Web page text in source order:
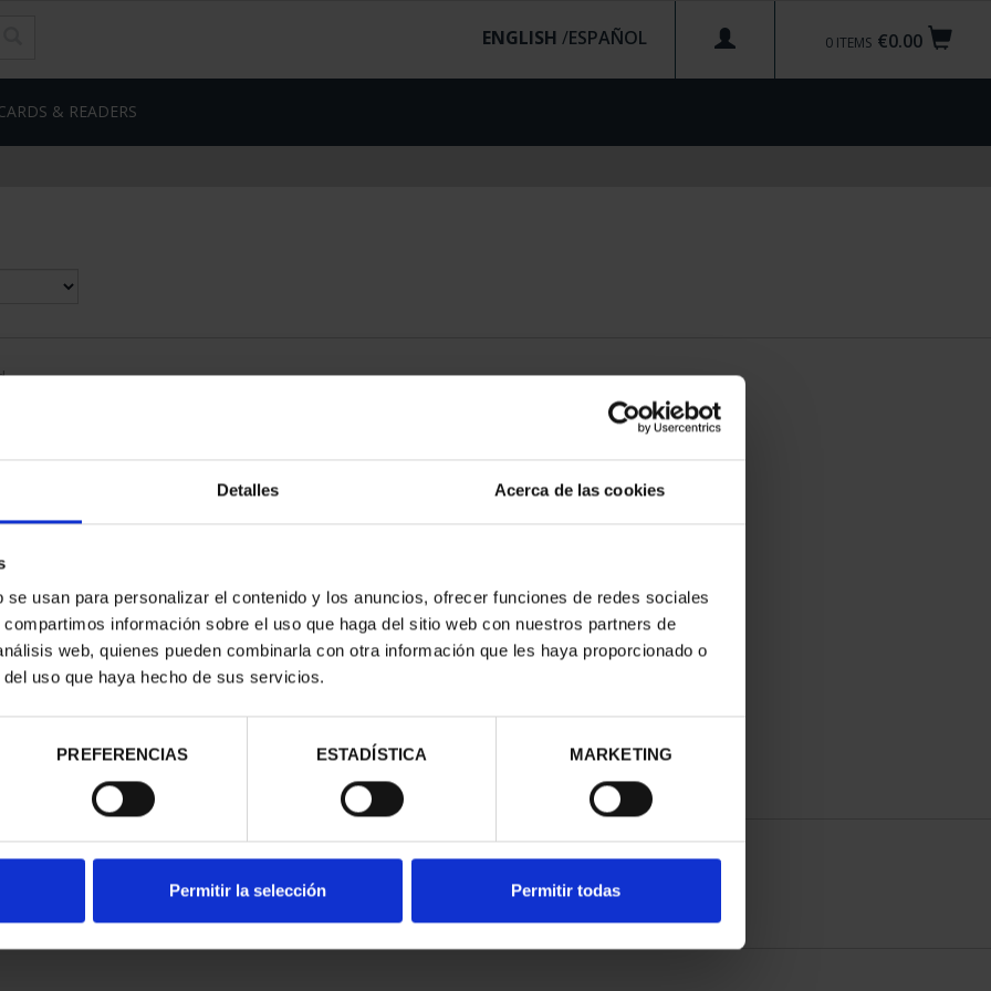
Detalles Acerca de las cookies
usan para personalizar el contenido y los anuncios, ofrecer funciones de redes sociales
información sobre el uso que haga del sitio web con nuestros partners de
web, quienes pueden combinarla con otra información que les haya proporcionado o
uso que haya hecho de sus servicios.
PREFERENCIAS ESTADÍSTICA MARKETING
Permitir la selección Permitir todas
€0.00
0 ITEMS
ENGLISH /
& READERS
SPANISH
CITI...
users